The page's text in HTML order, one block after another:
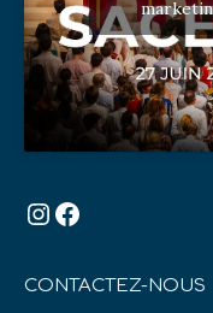
Instagram
Facebook
CONTACTEZ-NOUS